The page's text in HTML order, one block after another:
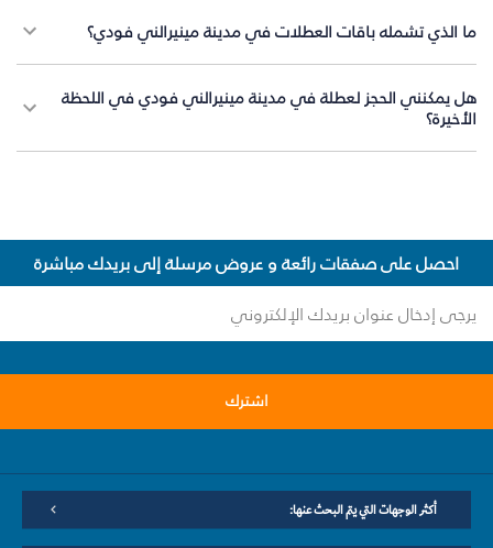
ما الذي تشمله باقات العطلات في مدينة مينيرالني فودي؟
هل يمكنني الحجز لعطلة في مدينة مينيرالني فودي في اللحظة
الأخيرة؟
احصل على صفقات رائعة و عروض مرسلة إلى بريدك مباشرة
اشترك
أكثر الوجهات التي يتم البحث عنها: